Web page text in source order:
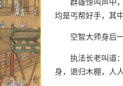
群雄惊叫声中
均是丐帮好手，其
空智大师身后
执法长老叫道
身，退归木棚，人